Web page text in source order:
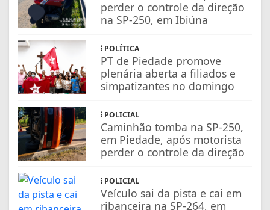
perder o controle da direção
na SP-250, em Ibiúna
POLÍTICA
PT de Piedade promove
plenária aberta a filiados e
simpatizantes no domingo
POLICIAL
Caminhão tomba na SP-250,
em Piedade, após motorista
perder o controle da direção
POLICIAL
Veículo sai da pista e cai em
ribanceira na SP-264, em